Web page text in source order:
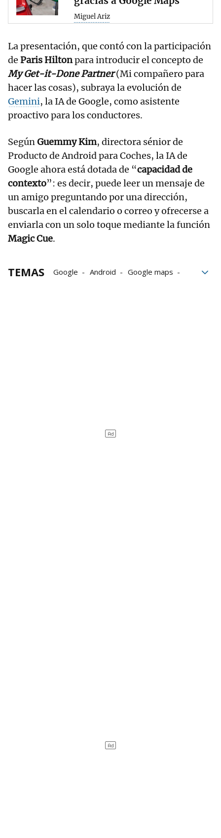
Miguel Ariz
La presentación, que contó con la participación
de Paris Hiltonpara introducir el concepto de
My Get-it-Done Partner (Mi compañero para
hacer las cosas), subraya la evolución de
Gemini, la IA de Google, como asistente
proactivo para los conductores.
SegúnGuemmy Kim, directora sénior de
Producto de Android para Coches, la IA de
Google ahora está dotada de “capacidad de
contexto”: es decir, puede leer un mensaje de
un amigo preguntando por una dirección,
buscarla en el calendario o correo y ofrecerse a
enviarla con un solo toque mediante la función
Magic Cue.
TEMAS Google Android
Google maps